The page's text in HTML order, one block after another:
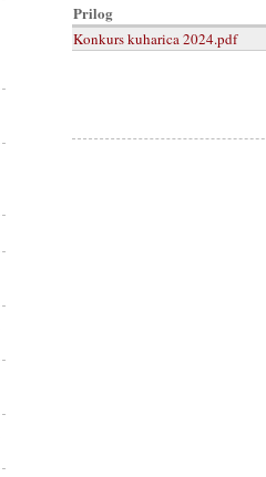
Prilog
Konkurs kuharica 2024.pdf